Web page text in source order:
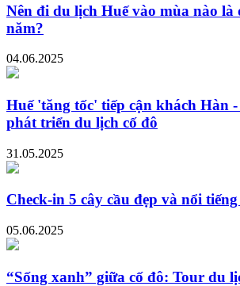
Nên đi du lịch Huế vào mùa nào là
năm?
04.06.2025
Huế 'tăng tốc' tiếp cận khách Hàn
phát triển du lịch cố đô
31.05.2025
Check-in 5 cây cầu đẹp và nổi
05.06.2025
“Sống xanh” giữa cố đô: Tour du